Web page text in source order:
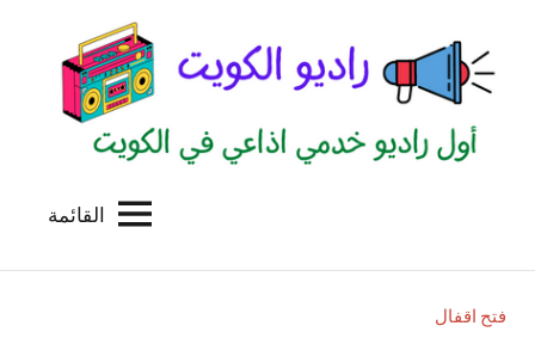
المحتوى
الكويت
للاعلانات
القائمة
فتح اقفال